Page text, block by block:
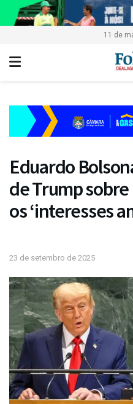
11 de
Eduardo
de Trump
os ‘interesses
23 de setembro de 2025